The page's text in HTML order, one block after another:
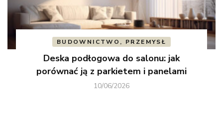
BUDOWNICTWO, PRZEMYSŁ
Deska podłogowa do salonu: jak
porównać ją z parkietem i panelami
10/06/2026